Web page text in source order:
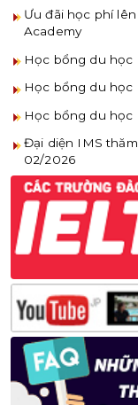
Ưu đãi học phí
Academy
Học bổng du học
Học bổng du học
Học bổng du học
Đại diện IMS
02/2026